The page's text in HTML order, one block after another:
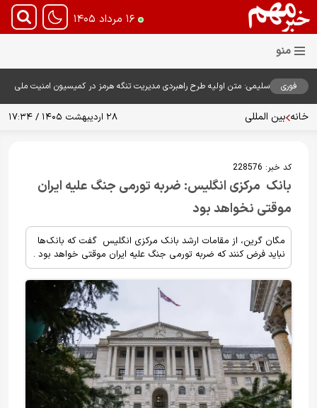
۱۶ مرداد ۱۴۰۵
فوری
سلیمی: متن اولیه طرح راهبردی مدیریت تنگه هرمز در کمیسیون امنیت ملی
خانه بین المللی ۲۸ اردیبهشت ۱۴۰۵ / ۱۷:۳۴
کد خبر: 228576
بانک مرکزی انگلیس: ضربه تورمی جنگ علیه ایران
موقتی نخواهد بود
مگان گرین، از مقامات ارشد بانک مرکزی انگلیس گفت که بانک‌ها
نباید فرض کنند که ضربه تورمی جنگ علیه ایران موقتی خواهد بود .